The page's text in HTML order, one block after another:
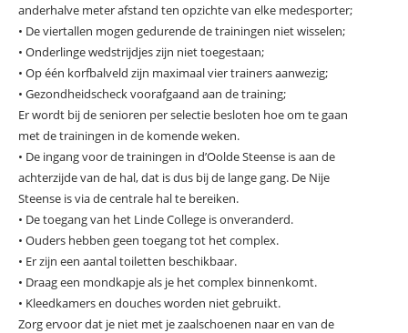
anderhalve meter afstand ten opzichte van elke medesporter;
• De viertallen mogen gedurende de trainingen niet wisselen;
• Onderlinge wedstrijdjes zijn niet toegestaan;
• Op één korfbalveld zijn maximaal vier trainers aanwezig;
• Gezondheidscheck voorafgaand aan de training;
Er wordt bij de senioren per selectie besloten hoe om te gaan
met de trainingen in de komende weken.
• De ingang voor de trainingen in d’Oolde Steense is aan de
achterzijde van de hal, dat is dus bij de lange gang. De Nije
Steense is via de centrale hal te bereiken.
• De toegang van het Linde College is onveranderd.
• Ouders hebben geen toegang tot het complex.
• Er zijn een aantal toiletten beschikbaar.
• Draag een mondkapje als je het complex binnenkomt.
• Kleedkamers en douches worden niet gebruikt.
Zorg ervoor dat je niet met je zaalschoenen naar en van de